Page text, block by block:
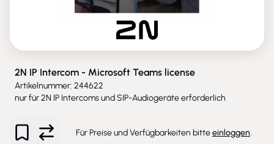
2N IP Intercom - Microsoft Teams license
Artikelnummer: 244622
nur für 2N IP Intercoms und SIP-Audiogeräte erforderlich
Für Preise und Verfügbarkeiten bitteeinloggen.